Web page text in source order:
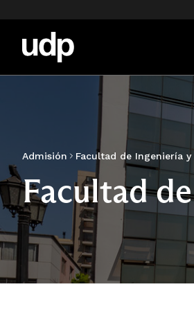
Admisión Facultad de Ingeniería y
Facultad